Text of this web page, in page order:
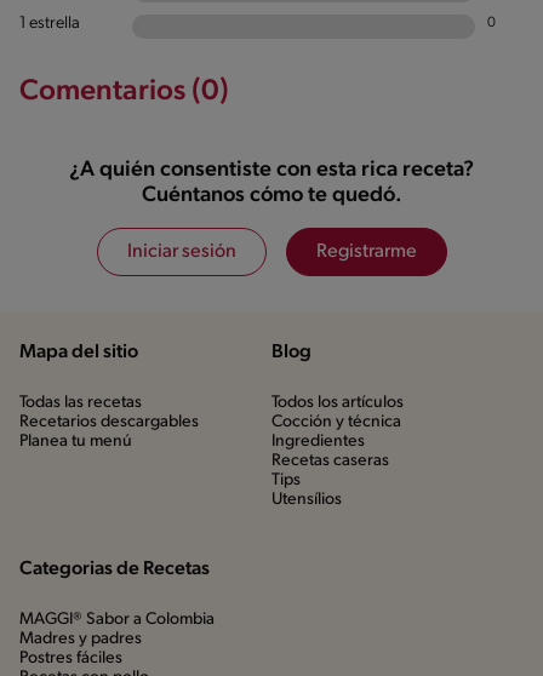
1 estrella 0
Comentarios (0)
¿A quién consentiste con esta rica receta?
Cuéntanos cómo te quedó.
Iniciar sesión Registrarme
Mapa del sitio
Todas las recetas
Recetarios descargables
Planea tu menú
Blog
Todos los artículos
Cocción y técnica
Ingredientes
Recetas caseras
Tips
Utensílios
Categorias de Recetas
MAGGI® Sabor a Colombia
Madres y padres
Postres fáciles